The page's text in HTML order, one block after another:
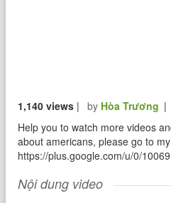
1,140 views | by Hòa Trương |
Help you to watch more videos
about americans, please go to
https://plus.google.com/u/0/
Nội dung video